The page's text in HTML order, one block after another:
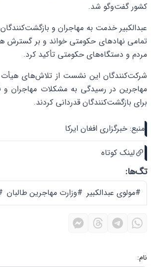
کشور گفت‌وگو شد.
عبدالکبیر خدمت به مهاجران و
تمامی نهادهای حکومتی خواند و بر گسترش
مردم و دستگاه‌های حکومتی تأکید کرد.
شرکت‌کنندگان این نشست از تلاش‌های هیأت
مهاجرین در رسیدگی به مشکلات مهاجران و
برای بازگشت‌کنندگان قدردانی کردند.
منبع: خبرگزاری افغان ایرکا
لینک کوتاه
تگ‌ها:
#مولوی عبدالکبیر #وزارت مهاجرین طالبان
نام: